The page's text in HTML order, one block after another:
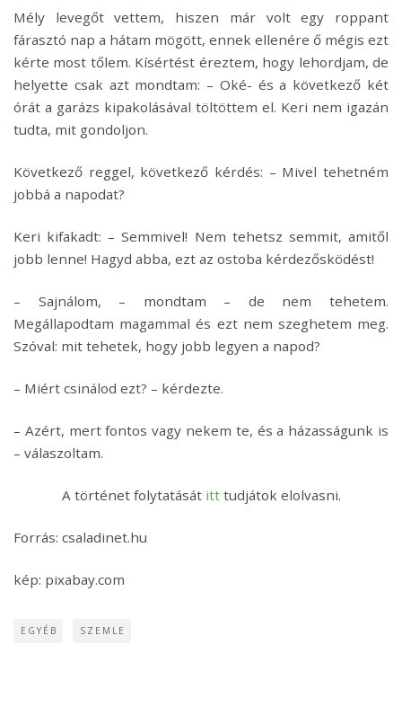
Mély levegőt vettem, hiszen már volt egy roppant
fárasztó nap a hátam mögött, ennek ellenére ő mégis ezt
kérte most tőlem. Kísértést éreztem, hogy lehordjam, de
helyette csak azt mondtam: – Oké- és a következő két
órát a garázs kipakolásával töltöttem el. Keri nem igazán
tudta, mit gondoljon.
Következő reggel, következő kérdés: – Mivel tehetném
jobbá a napodat?
Keri kifakadt: – Semmivel! Nem tehetsz semmit, amitől
jobb lenne! Hagyd abba, ezt az ostoba kérdezősködést!
– Sajnálom, – mondtam – de nem tehetem.
Megállapodtam magammal és ezt nem szeghetem meg.
Szóval: mit tehetek, hogy jobb legyen a napod?
– Miért csinálod ezt? – kérdezte.
– Azért, mert fontos vagy nekem te, és a házasságunk is
– válaszoltam.
A történet folytatásátitttudjátok elolvasni.
Forrás: csaladinet.hu
kép: pixabay.com
EGYÉB SZEMLE